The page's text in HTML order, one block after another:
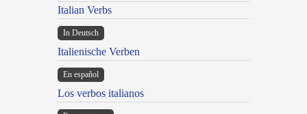
Italian Verbs
In Deutsch
Italienische Verben
En español
Los verbos italianos